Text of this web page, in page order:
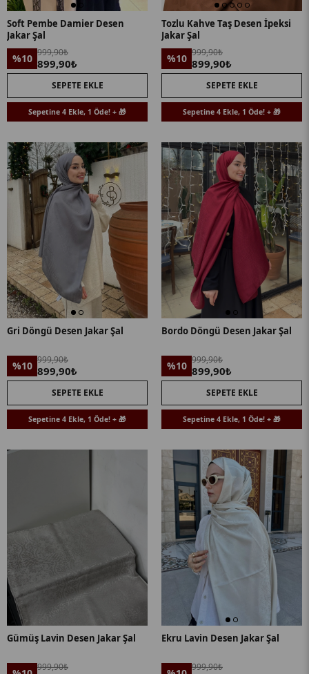
Soft Pembe Damier Desen
Jakar Şal
%10 999,90₺
899,90₺
SEPETE EKLE
Sepetine 4 Ekle, 1 Öde! + 🎁
Tozlu Kahve Taş Desen İpeksi
Jakar Şal
%10 999,90₺
899,90₺
SEPETE EKLE
Sepetine 4 Ekle, 1 Öde! + 🎁
Gri Döngü Desen Jakar Şal
%10 999,90₺
899,90₺
SEPETE EKLE
Sepetine 4 Ekle, 1 Öde! + 🎁
Bordo Döngü Desen Jakar Şal
%10 999,90₺
899,90₺
SEPETE EKLE
Sepetine 4 Ekle, 1 Öde! + 🎁
Gümüş Lavin Desen Jakar Şal
999,90₺
Ekru Lavin Desen Jakar Şal
999,90₺